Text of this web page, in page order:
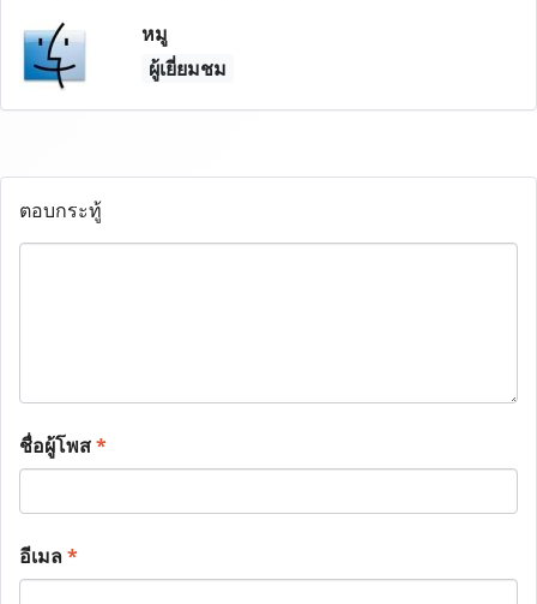
หมู
ผู้เยี่ยมชม
ตอบกระทู้
ชื่อผู้โพส*
อีเมล*